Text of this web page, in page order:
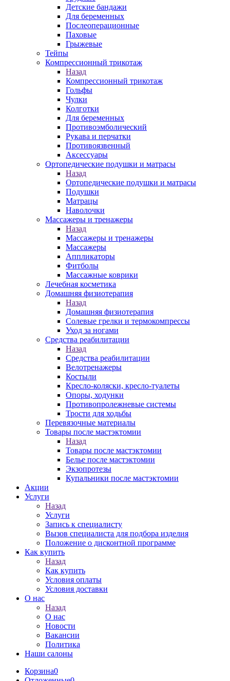
Детские бандажи
Для беременных
Послеоперационные
Паховые
Грыжевые
Тейпы
Компрессионный трикотаж
Назад
Компрессионный трикотаж
Гольфы
Чулки
Колготки
Для беременных
Противоэмболический
Рукава и перчатки
Противоязвенный
Аксессуары
Ортопедические подушки и матрасы
Назад
Ортопедические подушки и матрасы
Подушки
Матрацы
Наволочки
Массажеры и тренажеры
Назад
Массажеры и тренажеры
Массажеры
Аппликаторы
Фитболы
Массажные коврики
Лечебная косметика
Домашняя физиотерапия
Назад
Домашняя физиотерапия
Солевые грелки и термокомпрессы
Уход за ногами
Средства реабилитации
Назад
Средства реабилитации
Велотренажеры
Костыли
Кресло-коляски, кресло-туалеты
Опоры, ходунки
Противопролежневые системы
Трости для ходьбы
Перевязочные материалы
Товары после мастэктомии
Назад
Товары после мастэктомии
Белье после мастэктомии
Экзопротезы
Купальники после мастэктомии
Акции
Услуги
Назад
Услуги
Запись к специалисту
Вызов специалиста для подбора изделия
Положение о дисконтной программе
Как купить
Назад
Как купить
Условия оплаты
Условия доставки
О нас
Назад
О нас
Новости
Вакансии
Политика
Наши салоны
Корзина0